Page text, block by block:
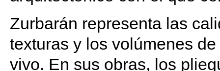
Zurbarán representa las
texturas y los volúmenes
vivo. En sus obras, los